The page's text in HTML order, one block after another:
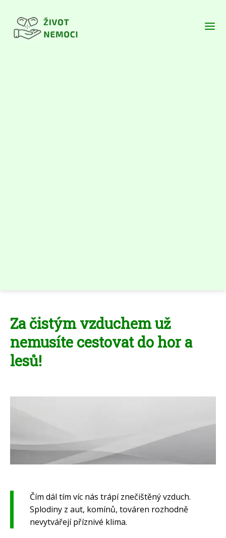
Za čistým vzduchem už
nemusíte cestovat do hor a
lesů!
Čím dál tím víc nás trápí znečištěný vzduch.
Splodiny z aut, komínů, továren rozhodně
nevytvářejí příznivé klima.